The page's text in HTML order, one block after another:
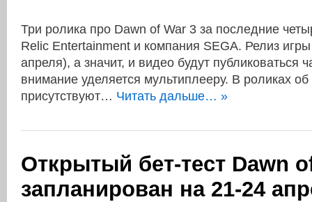
Три ролика про Dawn of War 3 за последние
Relic Entertainment и компания SEGA. Релиз
апреля), а значит, и видео будут публиковаться
внимание уделяется мультиплееру. В роликах
присутствуют… Читать дальше… »
Открытый бет-тест Dawn
запланирован на 21-24